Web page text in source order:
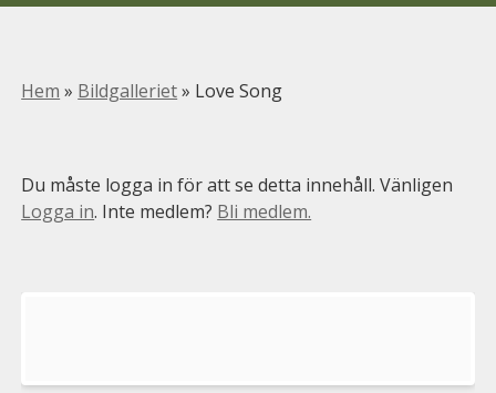
Hem » Bildgalleriet» Love Song
Du måste logga in för att se detta innehåll. Vänligen
Logga in. Inte medlem? Bli medlem.